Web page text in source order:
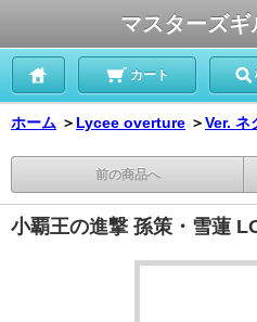
マスターズ
カート
ホーム ＞ Lycee overture ＞Ver. ネ
前の商品へ
小覇王の進撃 孫策・雪蓮